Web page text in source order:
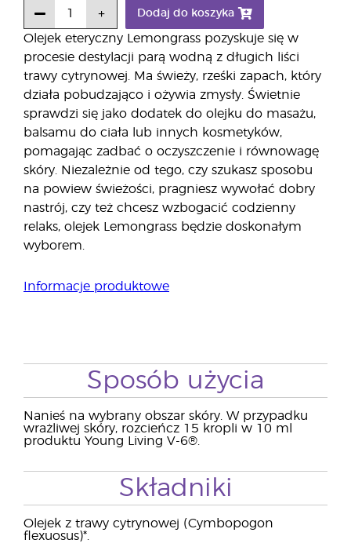
Olejek eteryczny Lemongrass pozyskuje się w
procesie destylacji parą wodną z długich liści
trawy cytrynowej. Ma świeży, rześki zapach, który
działa pobudzająco i ożywia zmysły. Świetnie
sprawdzi się jako dodatek do olejku do masażu,
balsamu do ciała lub innych kosmetyków,
pomagając zadbać o oczyszczenie i równowagę
skóry. Niezależnie od tego, czy szukasz sposobu
na powiew świeżości, pragniesz wywołać dobry
nastrój, czy też chcesz wzbogacić codzienny
relaks, olejek Lemongrass będzie doskonałym
wyborem.
Informacje produktowe
Dodaj do koszyka
Sposób użycia
Nanieś na wybrany obszar skóry. W przypadku
wrażliwej skóry, rozcieńcz 15 kropli w 10 ml
produktu Young Living V-6®.
Składniki
Olejek z trawy cytrynowej (Cymbopogon
flexuosus)*.